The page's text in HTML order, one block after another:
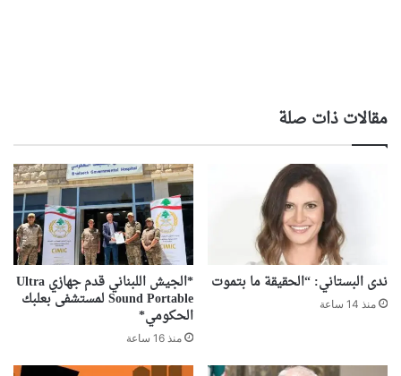
مقالات ذات صلة
ندى البستاني: “الحقيقة ما بتموت
منذ 14 ساعة
*الجيش اللبناني قدم جهازي Ultra
Sound Portable لمستشفى بعلبك
الحكومي*
منذ 16 ساعة